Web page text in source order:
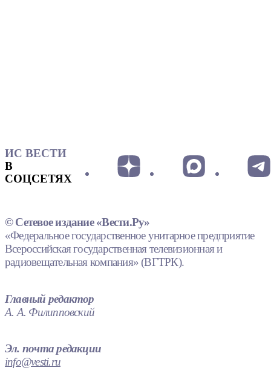
ИС ВЕСТИ
В
СОЦСЕТЯХ
© Сетевое издание «Вести.Ру»
«Федеральное государственное унитарное предприятие
Всероссийская государственная телевизионная и
радиовещательная компания» (ВГТРК).
Главный редактор
А. А. Филипповский
Эл. почта редакции
info@vesti.ru